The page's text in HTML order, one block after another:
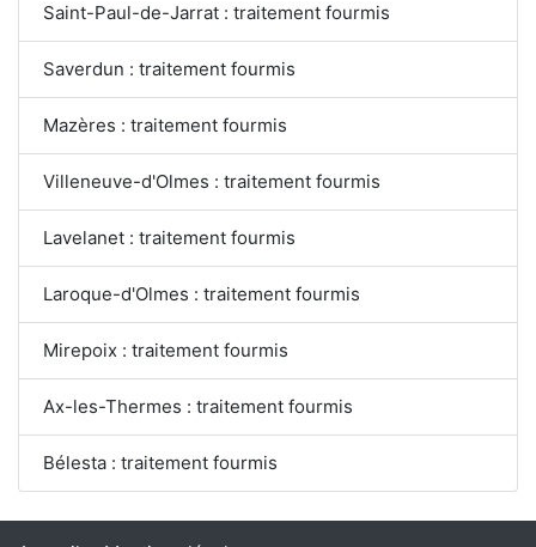
Saint-Paul-de-Jarrat : traitement fourmis
Saverdun : traitement fourmis
Mazères : traitement fourmis
Villeneuve-d'Olmes : traitement fourmis
Lavelanet : traitement fourmis
Laroque-d'Olmes : traitement fourmis
Mirepoix : traitement fourmis
Ax-les-Thermes : traitement fourmis
Bélesta : traitement fourmis